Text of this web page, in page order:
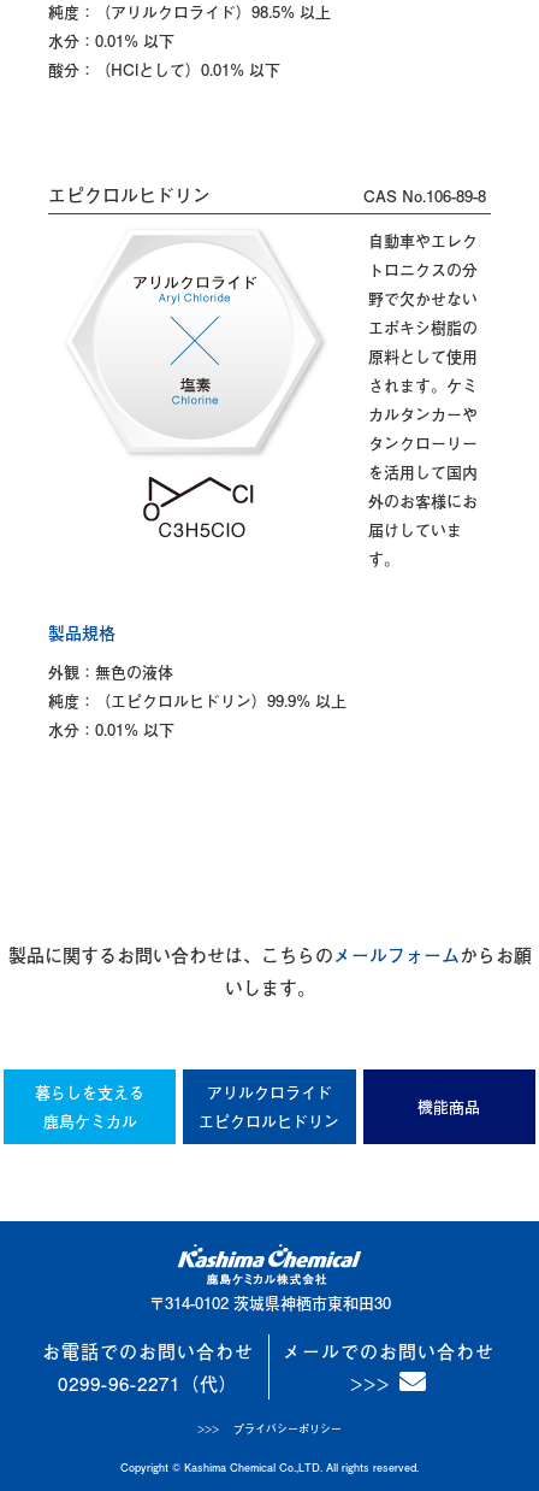
純度：（アリルクロライド）98.5% 以上
水分：0.01% 以下
酸分：（HClとして）0.01% 以下
エピクロルヒドリン
CAS No.106-89-8
自動車やエレク
トロニクスの分
野で欠かせない
エポキシ樹脂の
原料として使用
されます。ケミ
カルタンカーや
タンクローリー
を活用して国内
外のお客様にお
届けしていま
す。
製品規格
外観：無色の液体
純度：（エピクロルヒドリン）99.9% 以上
水分：0.01% 以下
製品に関するお問い合わせは、こちらのメールフォームからお願
いします。
暮らしを支える
鹿島ケミカル
アリルクロライド
エピクロルヒドリン
機能商品
〒314-0102 茨城県神栖市東和田30
お電話でのお問い合わせ
0299-96-2271（代）
メールでのお問い合わせ
プライバシーポリシー
Copyright © Kashima Chemical Co.,LTD. All rights reserved.